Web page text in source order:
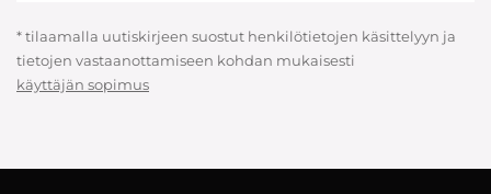
* tilaamalla uutiskirjeen suostut henkilötietojen käsittelyyn ja
tietojen vastaanottamiseen kohdan mukaisesti
käyttäjän sopimus